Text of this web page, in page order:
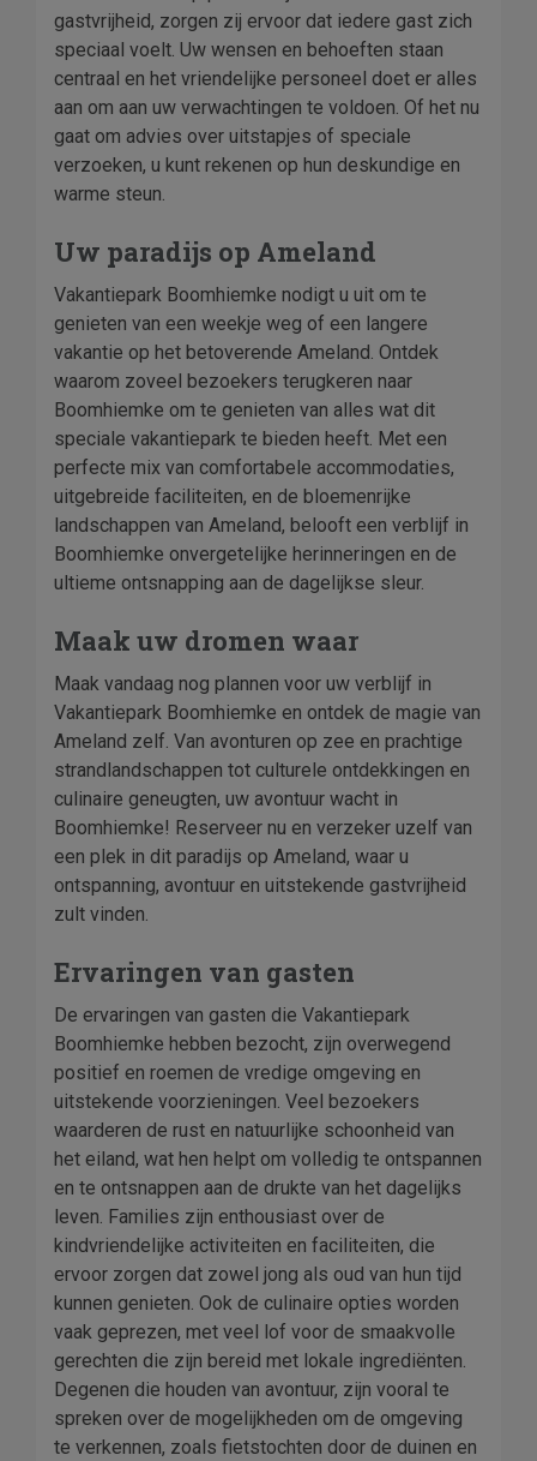
gastvrijheid, zorgen zij ervoor dat iedere gast zich
speciaal voelt. Uw wensen en behoeften staan
centraal en het vriendelijke personeel doet er alles
aan om aan uw verwachtingen te voldoen. Of het nu
gaat om advies over uitstapjes of speciale
verzoeken, u kunt rekenen op hun deskundige en
warme steun.
Uw paradijs op Ameland
Vakantiepark Boomhiemke nodigt u uit om te
genieten van een weekje weg of een langere
vakantie op het betoverende Ameland. Ontdek
waarom zoveel bezoekers terugkeren naar
Boomhiemke om te genieten van alles wat dit
speciale vakantiepark te bieden heeft. Met een
perfecte mix van comfortabele accommodaties,
uitgebreide faciliteiten, en de bloemenrijke
landschappen van Ameland, belooft een verblijf in
Boomhiemke onvergetelijke herinneringen en de
ultieme ontsnapping aan de dagelijkse sleur.
Maak uw dromen waar
Maak vandaag nog plannen voor uw verblijf in
Vakantiepark Boomhiemke en ontdek de magie van
Ameland zelf. Van avonturen op zee en prachtige
strandlandschappen tot culturele ontdekkingen en
culinaire geneugten, uw avontuur wacht in
Boomhiemke! Reserveer nu en verzeker uzelf van
een plek in dit paradijs op Ameland, waar u
ontspanning, avontuur en uitstekende gastvrijheid
zult vinden.
Ervaringen van gasten
De ervaringen van gasten die Vakantiepark
Boomhiemke hebben bezocht, zijn overwegend
positief en roemen de vredige omgeving en
uitstekende voorzieningen. Veel bezoekers
waarderen de rust en natuurlijke schoonheid van
het eiland, wat hen helpt om volledig te ontspannen
en te ontsnappen aan de drukte van het dagelijks
leven. Families zijn enthousiast over de
kindvriendelijke activiteiten en faciliteiten, die
ervoor zorgen dat zowel jong als oud van hun tijd
kunnen genieten. Ook de culinaire opties worden
vaak geprezen, met veel lof voor de smaakvolle
gerechten die zijn bereid met lokale ingrediënten.
Degenen die houden van avontuur, zijn vooral te
spreken over de mogelijkheden om de omgeving
te verkennen, zoals fietstochten door de duinen en